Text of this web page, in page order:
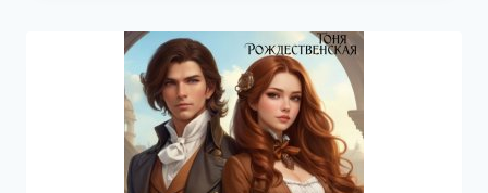
ТОНЯ
РОЖДЕСТВЕНСКАЯ